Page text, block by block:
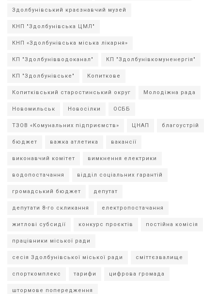
Здолбунівський краєзнавчий музей
КНП "Здолбунівська ЦМЛ"
КНП «Здолбунівська міська лікарня»
КП "Здолбунівводоканал" КП "Здолбунівкомуненергія"
КП "Здолбунівське" Копиткове
Копитківський старостинський округ Молодіжна рада
Новомильськ Новосілки ОСББ
ТЗОВ «Комунальних підприємств» ЦНАП благоустрій
бюджет важка атлетика вакансії
виконавчий комітет вимкнення електрики
водопостачання відділ соціальних гарантій
громадський бюджет депутат
депутати 8-го скликання електропостачання
житлові субсидії конкурс проєктів постійна комісія
працівники міської ради
сесія Здолбунівської міської ради сміттєзвалище
спорткомплекс тарифи цифрова громада
штормове попередження